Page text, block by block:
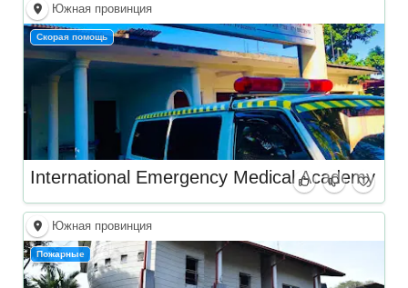
Южная провинция
Скорая помощь
International Emergency Medical Academy
Южная провинция
Пожарные